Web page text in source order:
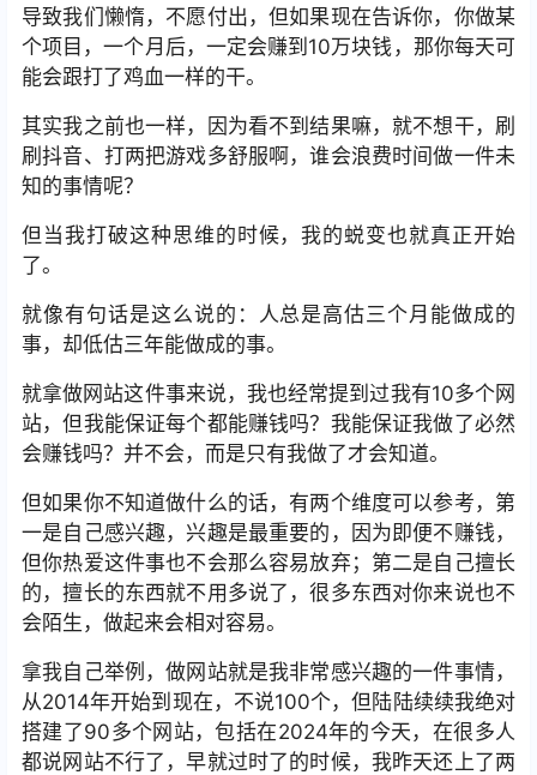
导致我们懒惰，不愿付出，但如果现在告诉你，你做某
个项目，一个月后，一定会赚到10万块钱，那你每天可
能会跟打了鸡血一样的干。
其实我之前也一样，因为看不到结果嘛，就不想干，刷
刷抖音、打两把游戏多舒服啊，谁会浪费时间做一件未
知的事情呢？
但当我打破这种思维的时候，我的蜕变也就真正开始
了。
就像有句话是这么说的：人总是高估三个月能做成的
事，却低估三年能做成的事。
就拿做网站这件事来说，我也经常提到过我有10多个网
站，但我能保证每个都能赚钱吗？我能保证我做了必然
会赚钱吗？并不会，而是只有我做了才会知道。
但如果你不知道做什么的话，有两个维度可以参考，第
一是自己感兴趣，兴趣是最重要的，因为即便不赚钱，
但你热爱这件事也不会那么容易放弃；第二是自己擅长
的，擅长的东西就不用多说了，很多东西对你来说也不
会陌生，做起来会相对容易。
拿我自己举例，做网站就是我非常感兴趣的一件事情，
从2014年开始到现在，不说100个，但陆陆续续我绝对
搭建了90多个网站，包括在2024年的今天，在很多人
都说网站不行了，早就过时了的时候，我昨天还上了两